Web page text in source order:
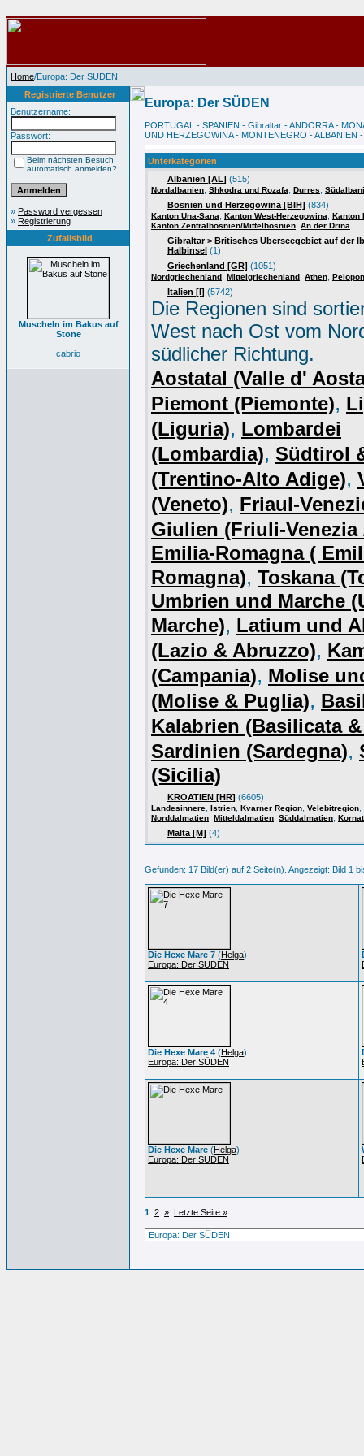
Home/Europa: Der SÜDEN
Registrierte Benutzer
Benutzername:
Passwort:
Beim nächsten Besuch
automatisch anmelden?
» Password vergessen
» Registrierung
Zufallsbild
Muscheln im Bakus auf
Stone
cabrio
Europa: Der SÜDEN
PORTUGAL - SPANIEN - Gibraltar - ANDORRA -
UND HERZEGOWINA - MONTENEGRO - ALBANIEN
Unterkategorien
Albanien [AL] (515)
Nordalbanien Shkodra und Rozafa Durres
Bosnien und Herzegowina [BIH] (834)
Kanton Una-Sana Kanton West-Herzegowina
Kanton
Kanton Zentralbosnien/Mittelbosnien An der Drina
Gibraltar > Britisches Überseegebiet auf der
Halbinsel (1)
Griechenland [GR] (1051)
Nordgriechenland Mittelgriechenland Athen
Italien [I] (5742)
Die Regionen sind
West nach Ost vom
südlicher Richtung.
Aostatal (Valle d'
Piemont (Piemonte),
(Liguria), Lombardei
(Lombardia), Südtirol
(Trentino-Alto Adige),
(Veneto), Friaul-
Giulien (Friuli-Venezia
Emilia-Romagna (
Romagna), Toskana
Umbrien und Marche
Marche), Latium und
(Lazio & Abruzzo),
(Campania), Molise
(Molise & Puglia),
Kalabrien (Basilicata
Sardinien (Sardegna),
(Sicilia)
KROATIEN [HR] (6605)
Landesinnere Istrien Kvarner Region Velebitregion
Norddalmatien Mitteldalmatien Süddalmatien
Malta [M] (4)
Gefunden: 17 Bild(er) auf 2 Seite(n). Angezeigt: Bild 1
Die Hexe Mare 7 (Helga)
Europa: Der SÜDEN
Die Hexe Mare 4 (Helga)
Europa: Der SÜDEN
Die Hexe Mare (Helga)
Europa: Der SÜDEN
1 2 » Letzte Seite »